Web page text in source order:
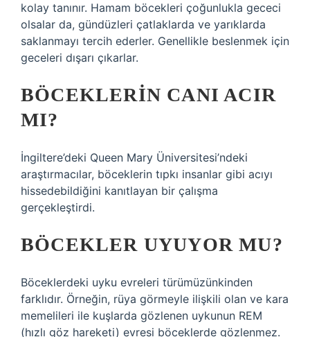
kolay tanınır. Hamam böcekleri çoğunlukla gececi
olsalar da, gündüzleri çatlaklarda ve yarıklarda
saklanmayı tercih ederler. Genellikle beslenmek için
geceleri dışarı çıkarlar.
BÖCEKLERIN CANI ACIR
MI?
İngiltere’deki Queen Mary Üniversitesi’ndeki
araştırmacılar, böceklerin tıpkı insanlar gibi acıyı
hissedebildiğini kanıtlayan bir çalışma
gerçekleştirdi.
BÖCEKLER UYUYOR MU?
Böceklerdeki uyku evreleri türümüzünkinden
farklıdır. Örneğin, rüya görmeyle ilişkili olan ve kara
memelileri ile kuşlarda gözlenen uykunun REM
(hızlı göz hareketi) evresi böceklerde gözlenmez.